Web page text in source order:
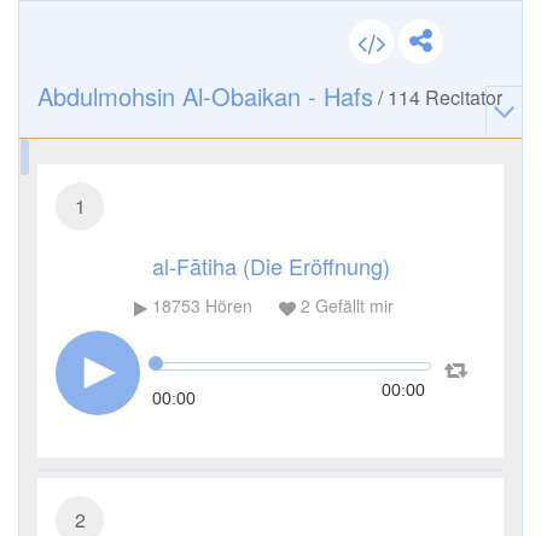
Abdulmohsin Al-Obaikan - Hafs /114 Recitator
1
al-Fātiha (Die Eröffnung)
18753 Hören 2 Gefällt mir
00:00 00:00
2